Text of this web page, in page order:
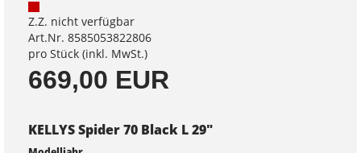
Z.Z. nicht verfügbar
Art.Nr. 8585053822806
pro Stück (inkl. MwSt.)
669,00 EUR
KELLYS Spider 70 Black L 29"